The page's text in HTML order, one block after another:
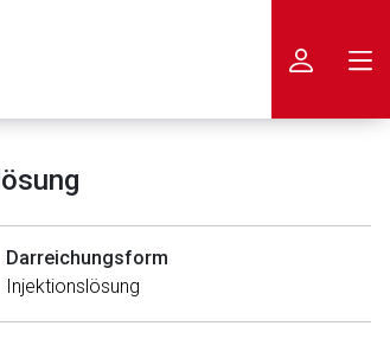
Darreichungsform
Injektionslösung